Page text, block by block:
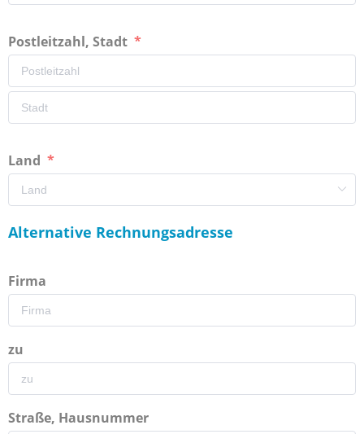
Postleitzahl, Stadt
Land
Alternative Rechnungsadresse
Firma
zu
Straße, Hausnummer